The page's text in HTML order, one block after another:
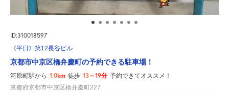
ID:310018597
《平日》第12長谷ビル
京都市中京区橋弁慶町の予約できる駐車場！
河原町駅から 1.0km 徒歩 13～19分 予約できてオススメ！
京都府京都市中京区橋弁慶町227